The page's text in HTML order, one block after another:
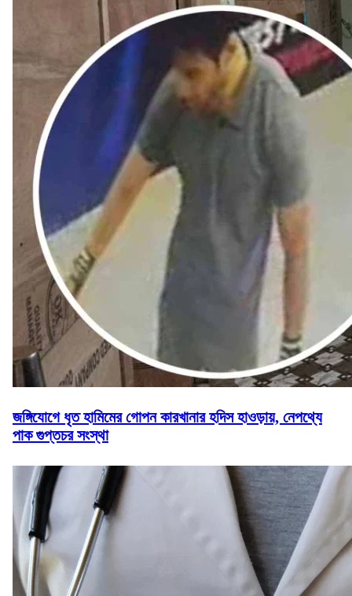
জঙ্গিযোগে ধৃত হামিমের গোপন কারখানার হদিস হাওড়ায়, নেপথ্যে
পাক গুপ্তচর সংস্থা